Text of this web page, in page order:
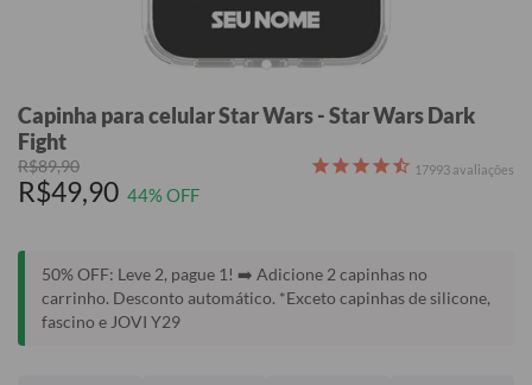
Capinha para celular Star Wars - Star Wars Dark
Fight
R$89,90
R$49,90 44% OFF
17993 avaliações
50% OFF: Leve 2, pague 1! ➡️ Adicione 2 capinhas no
carrinho. Desconto automático. *Exceto capinhas de silicone,
fascino e JOVI Y29